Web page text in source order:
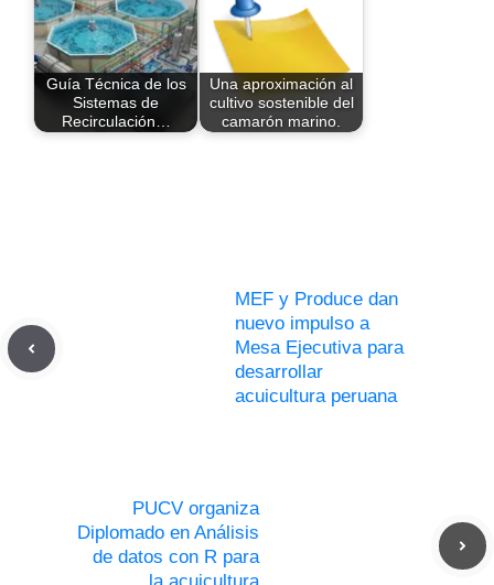
Guía Técnica de los
Sistemas de
Recirculación…
Una aproximación al
cultivo sostenible del
camarón marino.
MEF y Produce dan
nuevo impulso a
Mesa Ejecutiva para
desarrollar
acuicultura peruana
PUCV organiza
Diplomado en Análisis
de datos con R para